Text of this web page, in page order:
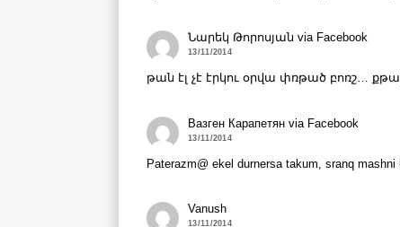
Նարեկ Թորոսյան via Facebook
13/11/2014
թան էլ չէ էրկու օրվա փռթած բոռշ…
Вазген Карапетян via Facebook
13/11/2014
Paterazm@ ekel durnersa takum, sranq mashni
Vanush
13/11/2014